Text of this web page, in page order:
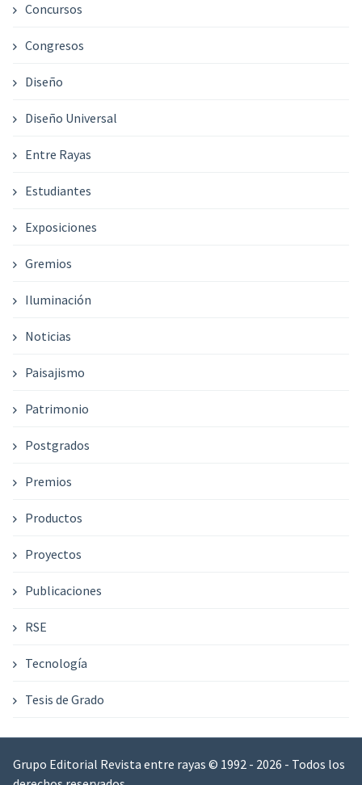
Concursos
Congresos
Diseño
Diseño Universal
Entre Rayas
Estudiantes
Exposiciones
Gremios
Iluminación
Noticias
Paisajismo
Patrimonio
Postgrados
Premios
Productos
Proyectos
Publicaciones
RSE
Tecnología
Tesis de Grado
Grupo Editorial Revista entre rayas © 1992 - 2026 - Todos los